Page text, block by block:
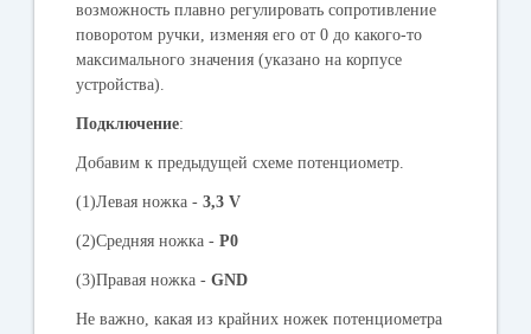
возможность плавно регулировать сопротивление
поворотом ручки, изменяя его от 0 до какого-то
максимального значения (указано на корпусе
устройства).
Подключение:
Добавим к предыдущей схеме потенциометр.
(1)Левая ножка -3,3 V
(2)Средняя ножка -Р0
(3)Правая ножка -GND
Не важно, какая из крайних ножек потенциометра